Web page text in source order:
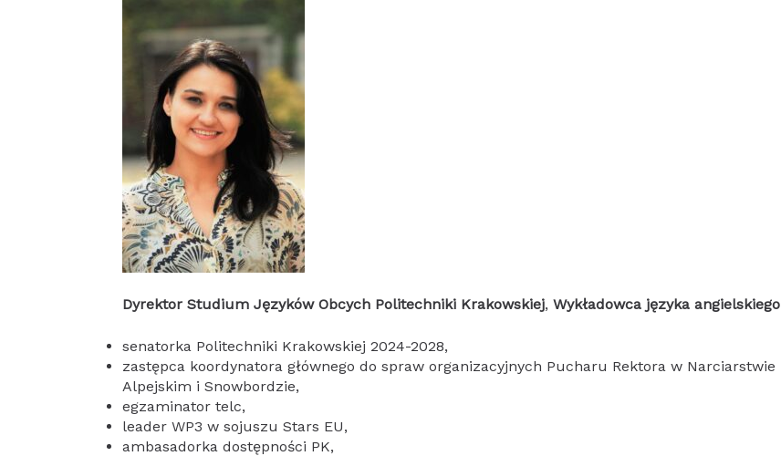
Dyrektor Studium Języków Obcych Politechniki Krakowskiej,Wykładowca języka angielskiego
senatorka Politechniki Krakowskiej 2024-2028,
zastępca koordynatora głównego do spraw organizacyjnych Pucharu Rektora w Narciarstwie
Alpejskim i Snowbordzie,
egzaminator telc,
leader WP3 w sojuszu Stars EU,
ambasadorka dostępności PK,